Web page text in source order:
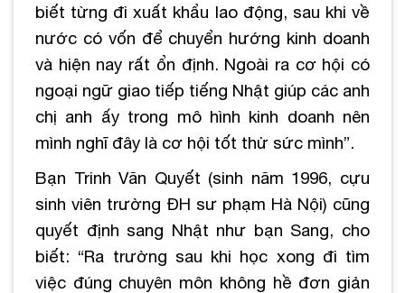
biết từng đi xuất khẩu lao động, sau khi về
nước có vốn để chuyển hướng kinh doanh
và hiện nay rất ổn định. Ngoài ra cơ hội có
ngoại ngữ giao tiếp tiếng Nhật giúp các anh
chị anh ấy trong mô hình kinh doanh nên
mình nghĩ đây là cơ hội tốt thử sức mình”.
Bạn Trinh Văn Quyết (sinh năm 1996, cựu
sinh viên trường ĐH sư phạm Hà Nội) cũng
quyết định sang Nhật như bạn Sang, cho
biết: “Ra trường sau khi học xong đi tìm
việc đúng chuyên môn không hề đơn giản